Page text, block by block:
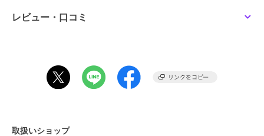
ブランド
ー
性別タイプ
レディース
カラー
レビュー・口コミ
取扱いショップ